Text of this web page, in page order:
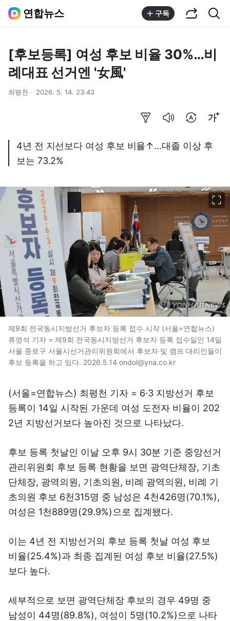
연합뉴스 구독
[후보등록] 여성 후보 비율 30%…비
례대표 선거엔 '女風'
최평천 2026. 5. 14. 23:43
4년 전 지선보다 여성 후보 비율↑…대졸 이상 후
보는 73.2%
제9회 전국동시지방선거 후보자 등록 접수 시작 (서울=연합뉴스)
류영석 기자 = 제9회 전국동시지방선거 후보자 등록 접수일인 14일
서울 종로구 서울시선거관리위원회에서 후보자 및 캠프 대리인들이
후보 등록을 하고 있다. 2026.5.14 ondol@yna.co.kr
(서울=연합뉴스) 최평천 기자 = 6·3 지방선거 후보
등록이 14일 시작된 가운데 여성 도전자 비율이 202
2년 지방선거보다 높아진 것으로 나타났다.
후보 등록 첫날인 이날 오후 9시 30분 기준 중앙선거
관리위원회 후보 등록 현황을 보면 광역단체장, 기초
단체장, 광역의원, 기초의원, 비례 광역의원, 비례 기
초의원 후보 6천315명 중 남성은 4천426명(70.1%),
여성은 1천889명(29.9%)으로 집계됐다.
이는 4년 전 지방선거의 후보 등록 첫날 여성 후보
비율(25.4%)과 최종 집계된 여성 후보 비율(27.5%)
보다 높다.
세부적으로 보면 광역단체장 후보의 경우 49명 중
남성이 44명(89.8%), 여성이 5명(10.2%)으로 나타